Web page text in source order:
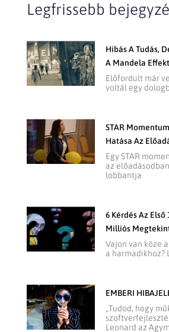
Legfrissebb
Hibás A Tudás,
A Mandela
Előfordult már
voltál egy
STAR
Hatása Az
Egy STAR
az
lobbantja
6 Kérdés Az Első
Milliós
Vajon van köze
a harmadikhoz?
EMBERI
„Tudod, hogy
Leonard az